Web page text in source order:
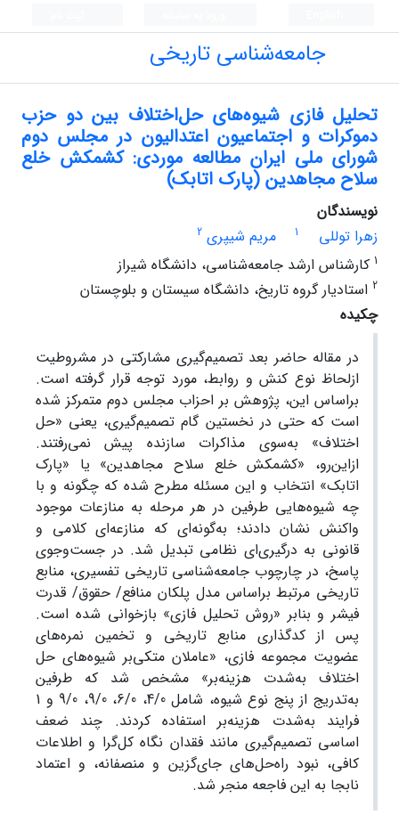
جامعه‌شناسی تاریخی
تحلیل فازی شیوه‌های حل‌اختلاف بین دو حزب
دموکرات و اجتماعیون اعتدالیون در مجلس دوم
شورای ملی ایران مطالعه موردی: کشمکش خلع
سلاح مجاهدین (پارک اتابک)
نویسندگان
زهرا توللی
1 مریم شیپری 2
1 کارشناس ارشد جامعه‌شناسی، دانشگاه شیراز
2 استادیار گروه تاریخ، دانشگاه سیستان و بلوچستان
چکیده
در مقاله حاضر بعد تصمیم‌گیری مشارکتی در مشروطیت
ازلحاظ نوع کنش و روابط، مورد توجه قرار گرفته است.
براساس این، پژوهش بر احزاب مجلس دوم متمرکز شده
است که حتی در نخستین گام تصمیم‌گیری، یعنی «حل‌
اختلاف» به‌سوی مذاکرات سازنده پیش نمی‌رفتند.
از‌این‌رو، «کشمکش خلع سلاح مجاهدین» یا «پارک
اتابک» انتخاب و این مسئله مطرح شده که چگونه و با
چه شیوه‌هایی طرفین در هر مرحله به منازعات موجود
واکنش نشان دادند؛ به‌گونه‌ای ‌که منازعه‌ای کلامی و
قانونی به درگیری‌ای نظامی تبدیل شد. در‌ جست‌وجوی
پاسخ، در چارچوب جامعه‌شناسی تاریخی تفسیری، منابع
تاریخی مرتبط براساس مدل پلکان منافع/ حقوق/ قدرت
فیشر و بنا‌بر «روش تحلیل فازی» بازخوانی شده است.
پس از کدگذاری منابع تاریخی و تخمین نمره‌های
عضویت مجموعه ‌فازی، «عاملان متکی‌بر شیوه‌های حل‌
اختلاف به‌شدت‌ هزینه‌بر» مشخص شد که طرفین
به‌تدریج از پنج نوع شیوه، شامل 4/0، 6/0، 9/0، 9/0 و 1
فرایند به‌شدت هزینه‌بر استفاده کردند. چند ضعف
اساسی تصمیم‌گیری مانند فقدان نگاه کل‌گرا و اطلاعات
کافی، نبود راه‌حل‌های جای‌گزین و منصفانه، و اعتماد
نابجا به این فاجعه منجر شد.